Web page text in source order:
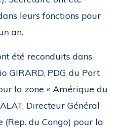
leurs fonctions pour
an.
été reconduits dans
GIRARD, PDG du Port
la zone « Amérique du
Directeur Général
du Congo) pour la